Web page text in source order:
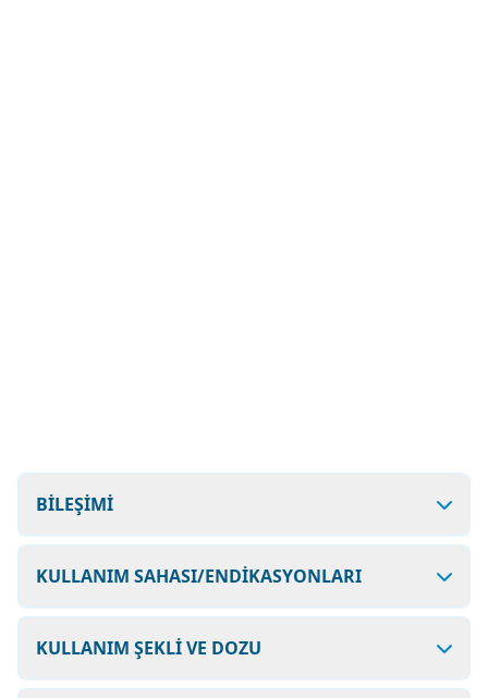
BİLEŞİMİ
KULLANIM SAHASI/ENDİKASYONLARI
KULLANIM ŞEKLİ VE DOZU